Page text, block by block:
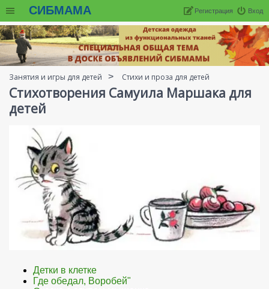
СИБМАМА Вход
Регистрация
Занятия и игры для детей Стихи и проза для детей
Стихотворения Самуила Маршака для
детей
Детки в клетке
Где обедал, Воробей"